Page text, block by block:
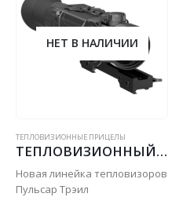
НЕТ В НАЛИЧИИ
ТЕПЛОВИЗИОННЫЕ ПРИЦЕЛЫ
ТЕПЛОВИЗИОННЫЙ ПРИЦЕЛ PULSAR TRAIL XP38
Новая линейка тепловизоров
Пульсар Трэил